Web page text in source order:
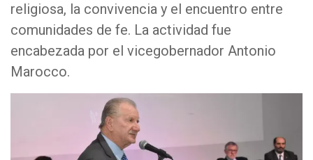
religiosa, la convivencia y el encuentro entre
comunidades de fe. La actividad fue
encabezada por el vicegobernador Antonio
Marocco.